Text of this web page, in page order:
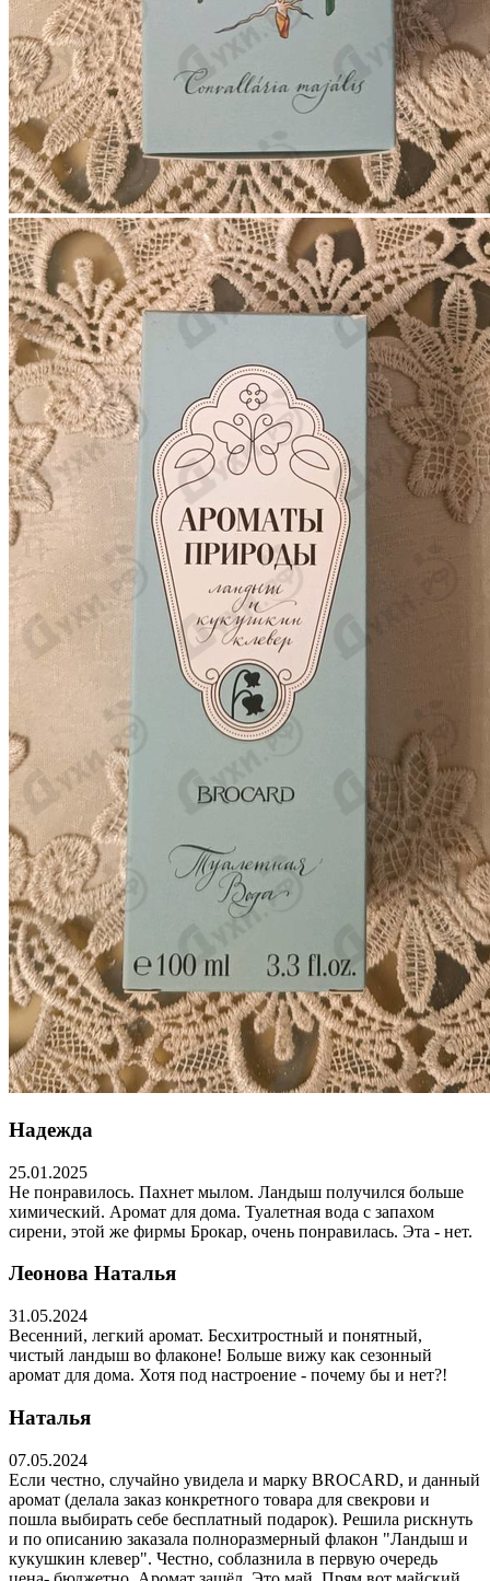
Надежда
25.01.2025
Не понравилось. Пахнет мылом. Ландыш получился больше
химический. Аромат для дома. Туалетная вода с запахом
сирени, этой же фирмы Брокар, очень понравилась. Эта - нет.
Леонова Наталья
31.05.2024
Весенний, легкий аромат. Бесхитростный и понятный,
чистый ландыш во флаконе! Больше вижу как сезонный
аромат для дома. Хотя под настроение - почему бы и нет?!
Наталья
07.05.2024
Если честно, случайно увидела и марку BROCARD, и данный
аромат (делала заказ конкретного товара для свекрови и
пошла выбирать себе бесплатный подарок). Решила рискнуть
и по описанию заказала полноразмерный флакон "Ландыш и
кукушкин клевер". Честно, соблазнила в первую очередь